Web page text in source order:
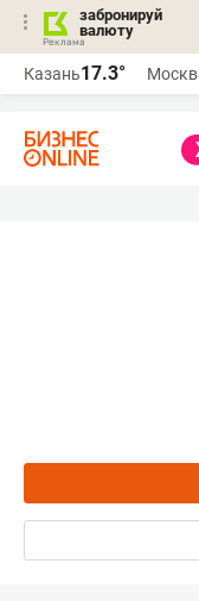
забронируй
валюту
Казань17.3°